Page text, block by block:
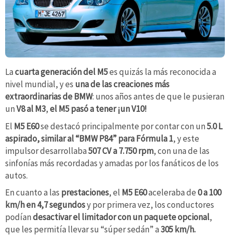
Lacuartageneración delM5es quizás la más reconocida a
nivel mundial, y es una de las creaciones más
extraordinarias de BMW: unos años antes de que le pusieran
unV8 al M3,el M5 pasó a tener ¡un V10!
El M5 E60se destacó principalmente por contar con un5.0 L
aspirado, similar al “BMW P84” para Fórmula 1, y este
impulsor desarrollaba507 CV a 7.750 rpm, con una de las
sinfonías más recordadas y amadas por los fanáticos de los
autos.
En cuanto a las prestaciones, el M5 E60aceleraba de0 a 100
km/h en 4,7 segundosy por primera vez, los conductores
podíandesactivar el limitador con un paquete opcional,
que les permitía llevar su “súper sedán” a305 km/h.